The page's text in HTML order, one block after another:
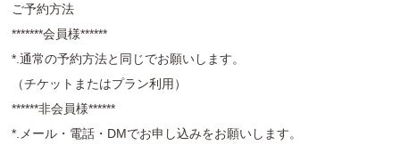
ご予約方法
*******会員様******
*.通常の予約方法と同じでお願いします。
（チケットまたはプラン利用）
******非会員様******
*.メール・電話・DMでお申し込みをお願いします。